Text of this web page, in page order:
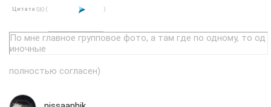
Цитата SIO ( )
По мне главное групповое фото, а там где по одному, то од
иночные
полностью согласен)